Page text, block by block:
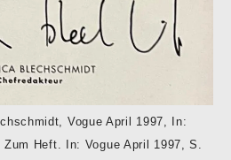
Vogue April 1997, In:
Heft. In: Vogue April 1997, S.